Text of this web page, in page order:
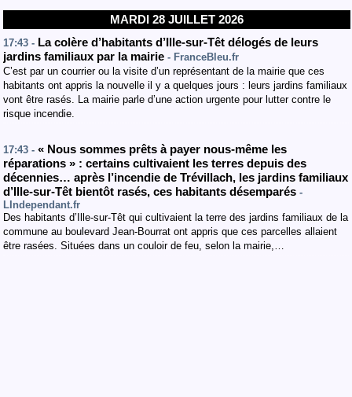
MARDI 28 JUILLET 2026
17:43 - La colère d’habitants d’Ille-sur-Têt délogés de leurs
jardins familiaux par la mairie - FranceBleu.fr
C’est par un courrier ou la visite d’un représentant de la mairie que ces
habitants ont appris la nouvelle il y a quelques jours : leurs jardins familiaux
vont être rasés. La mairie parle d’une action urgente pour lutter contre le
risque incendie.
17:43 - « Nous sommes prêts à payer nous-même les
réparations » : certains cultivaient les terres depuis des
décennies… après l’incendie de Trévillach, les jardins familiaux
d’Ille-sur-Têt bientôt rasés, ces habitants désemparés -
LIndependant.fr
Des habitants d’Ille-sur-Têt qui cultivaient la terre des jardins familiaux de la
commune au boulevard Jean-Bourrat ont appris que ces parcelles allaient
être rasées. Situées dans un couloir de feu, selon la mairie,…